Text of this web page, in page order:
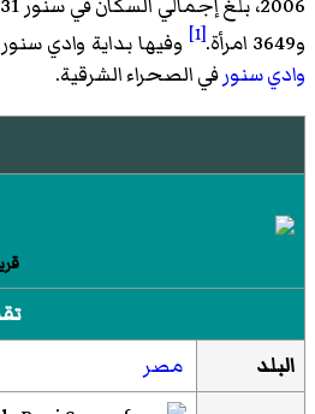
و3649 امرأة.
[1] وفيها بداية وادي
وادي سنورفي الصحراء الشرقية.
البلد
مصر